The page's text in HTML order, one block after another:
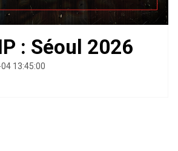
: Séoul 2026
13:45:00